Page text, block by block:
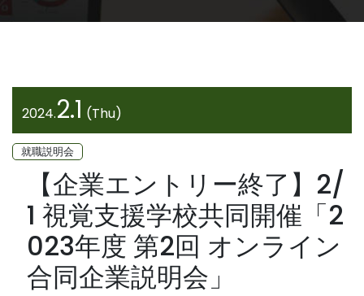
2024.2.1 (Thu)
就職説明会
【企業エントリー終了】2/
1 視覚支援学校共同開催「2
023年度 第2回 オンライン
合同企業説明会」